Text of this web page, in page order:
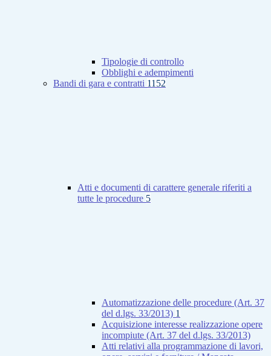
Tipologie di controllo
Obblighi e adempimenti
Bandi di gara e contratti 1152
Atti e documenti di carattere generale riferiti a
tutte le procedure 5
Automatizzazione delle procedure (Art. 37
del d.lgs. 33/2013) 1
Acquisizione interesse realizzazione opere
incompiute (Art. 37 del d.lgs. 33/2013)
Atti relativi alla programmazione di lavori,